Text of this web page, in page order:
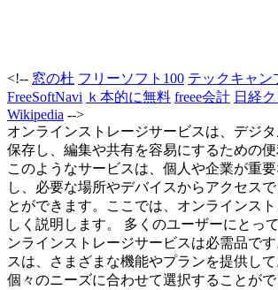
<!-- 窓の杜 フリーソフト100 テックキャン
FreeSoftNavi ｋ本的に無料 freee会計 日経
Wikipedia -->
オンラインストレージサービスは、デジ
保存し、編集や共有を容易にするための便
このようなサービスは、個人や企業が重
し、必要な場所やデバイスからアクセス
とができます。ここでは、オンラインス
しく説明します。 多くのユーザーにとっ
ンラインストレージサービスは必需品で
スは、さまざまな機能やプランを提供し
個々のニーズに合わせて選択することが